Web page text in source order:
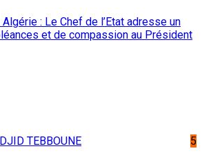
: Le Chef de l’Etat adresse un
et de compassion au Président
TEBBOUNE
5